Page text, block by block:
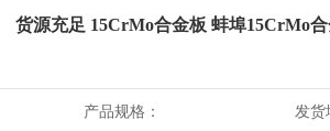
货源充足 15CrMo合金板 蚌埠15CrMo
产品规格： 发货